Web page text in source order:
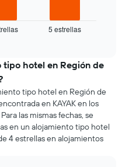
5 estrellas
hotel en Región de
tipo hotel en Región de
en KAYAK en los
las mismas fechas, se
en un alojamiento tipo hotel
4 estrellas en alojamientos